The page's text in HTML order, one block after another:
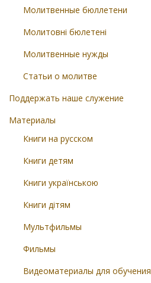
Молитвенные бюллетени
Молитовні бюлетені
Молитвенные нужды
Статьи о молитве
Поддержать наше служение
Материалы
Книги на русском
Книги детям
Книги українською
Книги дітям
Мультфильмы
Фильмы
Видеоматериалы для обучения